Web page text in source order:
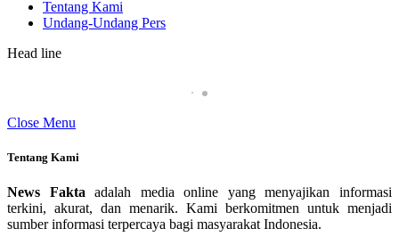
Tentang Kami
Undang-Undang Pers
Head line
Pemilik Pengolahan Emas di Desa Kalong1,Sebut
Close Menu
Tentang Kami
News Fakta adalah media online yang menyajikan informasi
terkini, akurat, dan menarik. Kami berkomitmen untuk menjadi
sumber informasi terpercaya bagi masyarakat Indonesia.